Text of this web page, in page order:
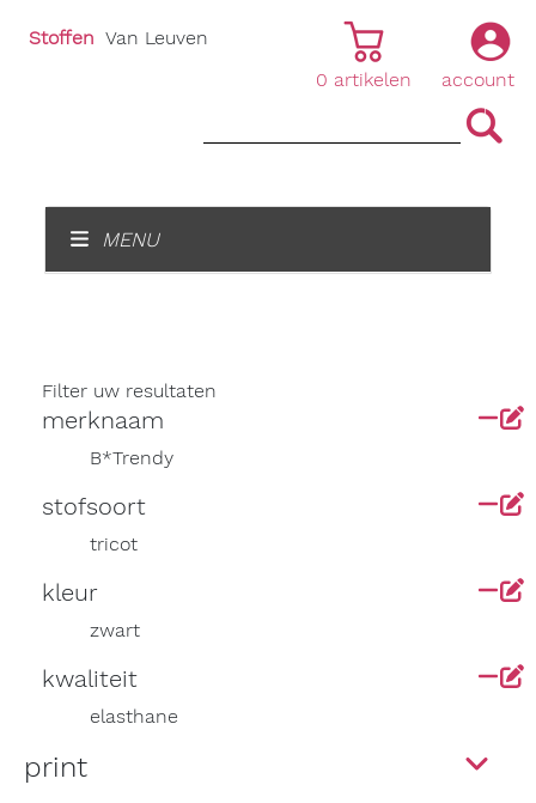
account
|
0 artikelen
Stoffen Van Leuven
MENU
Filter uw resultaten
merknaam
B*Trendy
stofsoort
tricot
kleur
zwart
kwaliteit
elasthane
print